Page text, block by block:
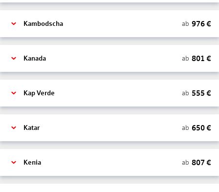
Kambodscha ab 976€
Kanada ab 801 €
Kap Verde ab 555 €
Katar ab 650€
Kenia ab 807 €